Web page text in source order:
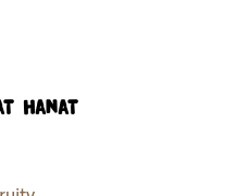
hanat